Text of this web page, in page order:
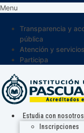
Menu
Transparencia y
pública
Atención y
Participa
Estudia con nosotros
Inscripciones